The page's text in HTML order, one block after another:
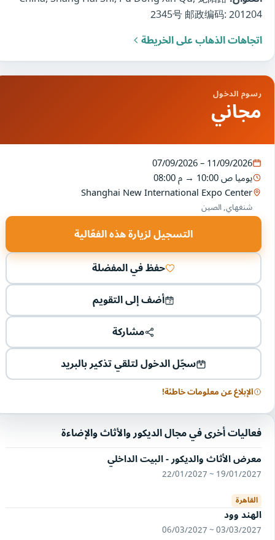
2345号 邮政编码: 201204
اتجاهات الذهاب على الخريطة
رسوم الدخول
مجاني
07/09/2026 – 11/09/2026
يوميا10:00 ص →08:00 م
Shanghai New International Expo Center
شنغهاي, الصين
التسجيل لزيارة هذه الفعّالية
حفظ في المفضلة
أضف إلى التقويم
مشاركة
سجّل الدخول لتلقي تذكير بالبريد
الإبلاغ عن معلومات خاطئة!
فعاليات أخرى في مجال الديكور والأثاث والإضاءة
معرض الأثاث والديكور - البيت الداخلي
19/01/2027 ~ 22/01/2027
القاهرة
الهند وود
03/03/2027 ~ 06/03/2027